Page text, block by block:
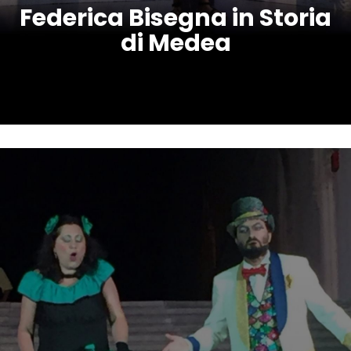
Federica Bisegna in Storia
di Medea